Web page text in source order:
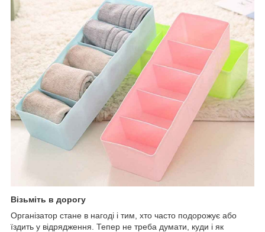
Візьміть в дорогу
Організатор стане в нагоді і тим, хто часто подорожує або
їздить у відрядження. Тепер не треба думати, куди і як